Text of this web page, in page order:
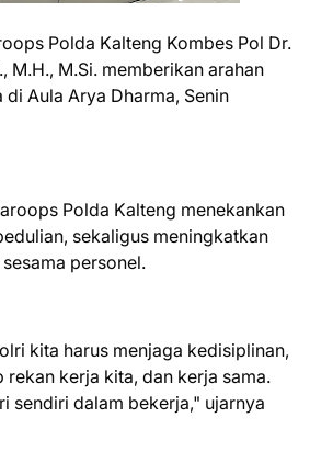
Polda Kalteng Kombes Pol Dr.
M.H., M.Si. memberikan arahan
Aula Arya Dharma, Senin
Polda Kalteng menekankan
sekaligus meningkatkan
personel.
kita harus menjaga kedisiplinan,
rekan kerja kita, dan kerja sama.
sendiri dalam bekerja," ujarnya